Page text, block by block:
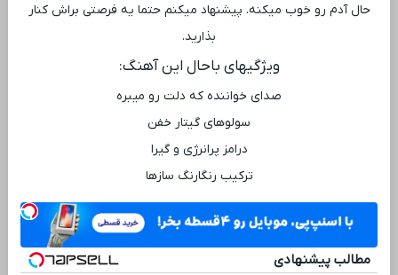
حال آدم رو خوب میکنه. پیشنهاد میکنم حتما یه فرصتی براش کنار
بذارید.
ویژگیهای باحال این آهنگ:
صدای خواننده که دلت رو میبره
سولوهای گیتار خفن
درامز پرانرژی و گیرا
ترکیب رنگارنگ سازها
مطالب پیشنهادی